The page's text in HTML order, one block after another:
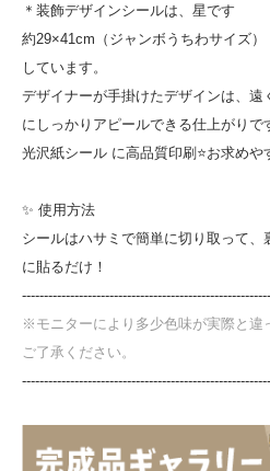
＊装飾デザインシールは、星です
約29×41cm（ジャンボうちわサイズ
しています。
デザイナーが手掛けたデザインは、遠
にしっかりアピールできる仕上がりで
光沢紙シール に高品質印刷⭐お求めや
✨ 使用方法
シールはハサミで簡単に切り取って
に貼るだけ！
※モニターにより多少色味が実際と違
ご了承ください。